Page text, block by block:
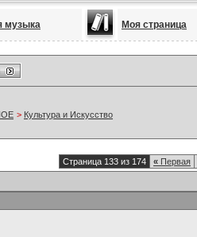
музыка Моя страница
> Культура и Искусство
Страница 133 из 174 « Первая